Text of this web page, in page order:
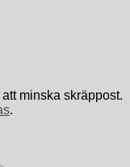
minska skräppost.
.